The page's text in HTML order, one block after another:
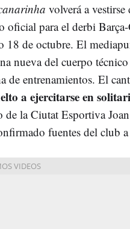
volverá a vestirse
oficial para el derbi
18 de octubre. El
nueva del cuerpo
de entrenamientos. El
a ejercitarse en
de la Ciutat Esportiva
fuentes del club a